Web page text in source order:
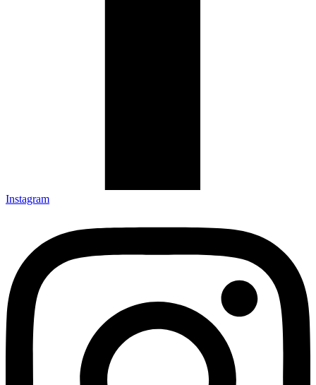
Instagram